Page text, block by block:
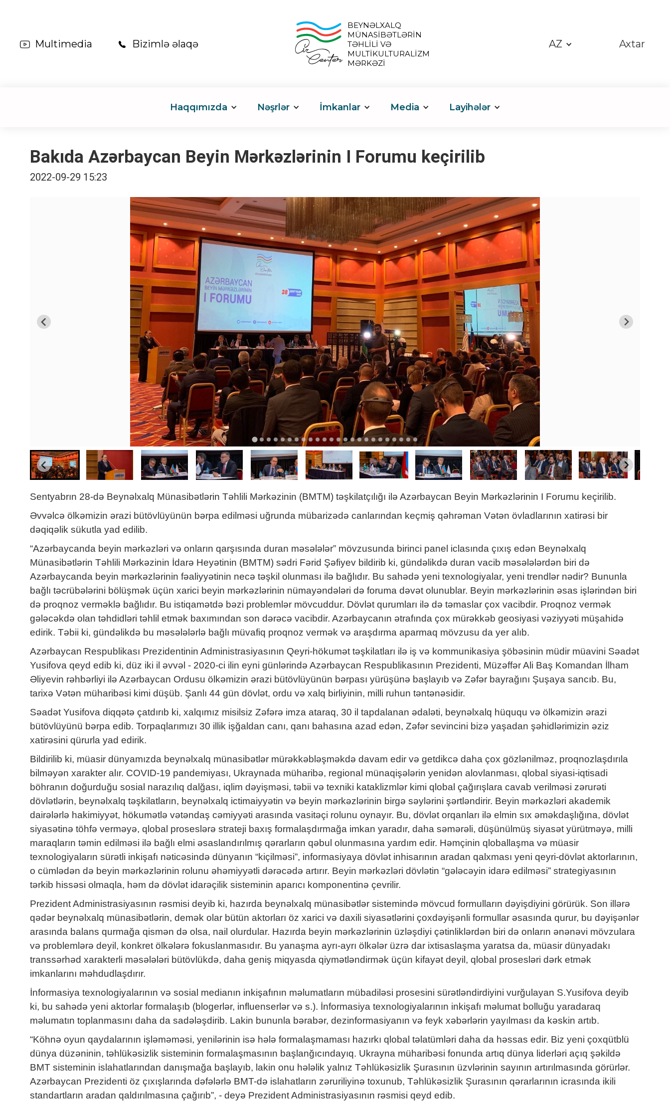
Multimedia Bizimlə əlaqə
BEYNƏLXALQ
MÜNASİBƏTLƏRİN
TƏHLİLİ VƏ
MULTİKULTURALİZM
MƏRKƏZİ
AZ Axtar
Haqqımızda Nəşrlər İmkanlar Media Layihələr
Bakıda Azərbaycan Beyin Mərkəzlərinin I Forumu keçirilib
2022-09-29 15:23
Sentyabrın 28-də Beynəlxalq Münasibətlərin Təhlili Mərkəzinin (BMTM) təşkilatçılığı ilə Azərbaycan Beyin Mərkəzlərinin I Forumu keçirilib.
Əvvəlcə ölkəmizin ərazi bütövlüyünün bərpa edilməsi uğrunda mübarizədə canlarından keçmiş qəhrəman Vətən övladlarının xatirəsi bir
dəqiqəlik sükutla yad edilib.
“Azərbaycanda beyin mərkəzləri və onların qarşısında duran məsələlər” mövzusunda birinci panel iclasında çıxış edən Beynəlxalq
Münasibətlərin Təhlili Mərkəzinin İdarə Heyətinin (BMTM) sədri Fərid Şəfiyev bildirib ki, gündəlikdə duran vacib məsələlərdən biri də
Azərbaycanda beyin mərkəzlərinin fəaliyyətinin necə təşkil olunması ilə bağlıdır. Bu sahədə yeni texnologiyalar, yeni trendlər nədir? Bununla
bağlı təcrübələrini bölüşmək üçün xarici beyin mərkəzlərinin nümayəndələri də foruma dəvət olunublar. Beyin mərkəzlərinin əsas işlərindən biri
də proqnoz verməklə bağlıdır. Bu istiqamətdə bəzi problemlər mövcuddur. Dövlət qurumları ilə də təmaslar çox vacibdir. Proqnoz vermək
gələcəkdə olan təhdidləri təhlil etmək baxımından son dərəcə vacibdir. Azərbaycanın ətrafında çox mürəkkəb geosiyasi vəziyyəti müşahidə
edirik. Təbii ki, gündəlikdə bu məsələlərlə bağlı müvafiq proqnoz vermək və araşdırma aparmaq mövzusu da yer alıb.
Azərbaycan Respublikası Prezidentinin Administrasiyasının Qeyri-hökumət təşkilatları ilə iş və kommunikasiya şöbəsinin müdir müavini Səadət
Yusifova qeyd edib ki, düz iki il əvvəl - 2020-ci ilin eyni günlərində Azərbaycan Respublikasının Prezidenti, Müzəffər Ali Baş Komandan İlham
Əliyevin rəhbərliyi ilə Azərbaycan Ordusu ölkəmizin ərazi bütövlüyünün bərpası yürüşünə başlayıb və Zəfər bayrağını Şuşaya sancıb. Bu,
tarixə Vətən müharibəsi kimi düşüb. Şanlı 44 gün dövlət, ordu və xalq birliyinin, milli ruhun təntənəsidir.
Səadət Yusifova diqqətə çatdırıb ki, xalqımız misilsiz Zəfərə imza ataraq, 30 il tapdalanan ədaləti, beynəlxalq hüququ və ölkəmizin ərazi
bütövlüyünü bərpa edib. Torpaqlarımızı 30 illik işğaldan canı, qanı bahasına azad edən, Zəfər sevincini bizə yaşadan şəhidlərimizin əziz
xatirəsini qürurla yad edirik.
Bildirilib ki, müasir dünyamızda beynəlxalq münasibətlər mürəkkəbləşməkdə davam edir və getdikcə daha çox gözlənilməz, proqnozlaşdırıla
bilməyən xarakter alır. COVID-19 pandemiyası, Ukraynada müharibə, regional münaqişələrin yenidən alovlanması, qlobal siyasi-iqtisadi
böhranın doğurduğu sosial narazılıq dalğası, iqlim dəyişməsi, təbii və texniki kataklizmlər kimi qlobal çağırışlara cavab verilməsi zərurəti
dövlətlərin, beynəlxalq təşkilatların, beynəlxalq ictimaiyyətin və beyin mərkəzlərinin birgə səylərini şərtləndirir. Beyin mərkəzləri akademik
dairələrlə hakimiyyət, hökumətlə vətəndaş cəmiyyəti arasında vasitəçi rolunu oynayır. Bu, dövlət orqanları ilə elmin sıx əməkdaşlığına, dövlət
siyasətinə töhfə verməyə, qlobal proseslərə strateji baxış formalaşdırmağa imkan yaradır, daha səmərəli, düşünülmüş siyasət yürütməyə, milli
maraqların təmin edilməsi ilə bağlı elmi əsaslandırılmış qərarların qəbul olunmasına yardım edir. Həmçinin qloballaşma və müasir
texnologiyaların sürətli inkişafı nəticəsində dünyanın “kiçilməsi”, informasiyaya dövlət inhisarının aradan qalxması yeni qeyri-dövlət aktorlarının,
o cümlədən də beyin mərkəzlərinin rolunu əhəmiyyətli dərəcədə artırır. Beyin mərkəzləri dövlətin “gələcəyin idarə edilməsi” strategiyasının
tərkib hissəsi olmaqla, həm də dövlət idarəçilik sisteminin aparıcı komponentinə çevrilir.
Prezident Administrasiyasının rəsmisi deyib ki, hazırda beynəlxalq münasibətlər sistemində mövcud formulların dəyişdiyini görürük. Son illərə
qədər beynəlxalq münasibətlərin, demək olar bütün aktorları öz xarici və daxili siyasətlərini çoxdəyişənli formullar əsasında qurur, bu dəyişənlər
arasında balans qurmağa qismən də olsa, nail olurdular. Hazırda beyin mərkəzlərinin üzləşdiyi çətinliklərdən biri də onların ənənəvi mövzulara
və problemlərə deyil, konkret ölkələrə fokuslanmasıdır. Bu yanaşma ayrı-ayrı ölkələr üzrə dar ixtisaslaşma yaratsa da, müasir dünyadakı
transsərhəd xarakterli məsələləri bütövlükdə, daha geniş miqyasda qiymətləndirmək üçün kifayət deyil, qlobal prosesləri dərk etmək
imkanlarını məhdudlaşdırır.
İnformasiya texnologiyalarının və sosial medianın inkişafının məlumatların mübadiləsi prosesini sürətləndirdiyini vurğulayan S.Yusifova deyib
ki, bu sahədə yeni aktorlar formalaşıb (blogerlər, influenserlər və s.). İnformasiya texnologiyalarının inkişafı məlumat bolluğu yaradaraq
məlumatın toplanmasını daha da sadələşdirib. Lakin bununla bərabər, dezinformasiyanın və feyk xəbərlərin yayılması da kəskin artıb.
“Köhnə oyun qaydalarının işləməməsi, yenilərinin isə hələ formalaşmaması hazırkı qlobal təlatümləri daha da həssas edir. Biz yeni çoxqütblü
dünya düzəninin, təhlükəsizlik sisteminin formalaşmasının başlanğıcındayıq. Ukrayna müharibəsi fonunda artıq dünya liderləri açıq şəkildə
BMT sisteminin islahatlarından danışmağa başlayıb, lakin onu hələlik yalnız Təhlükəsizlik Şurasının üzvlərinin sayının artırılmasında görürlər.
Azərbaycan Prezidenti öz çıxışlarında dəfələrlə BMT-də islahatların zəruriliyinə toxunub, Təhlükəsizlik Şurasının qərarlarının icrasında ikili
standartların aradan qaldırılmasına çağırıb”, - deyə Prezident Administrasiyasının rəsmisi qeyd edib.